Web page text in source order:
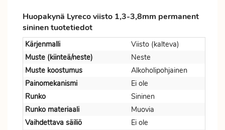
Huopakynä Lyreco viisto 1,3-3,8mm permanent
sininen tuotetiedot
Kärjenmalli
Viisto (kalteva)
Muste (kiinteä/neste)
Neste
Muste koostumus
Alkoholipohjainen
Painomekanismi
Ei ole
Runko
Sininen
Runko materiaali
Muovia
Vaihdettava säiliö
Ei ole